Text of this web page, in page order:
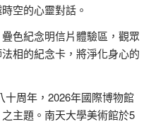
空的心靈對話。
色紀念明信片體驗區，觀眾
相的紀念卡，將淨化身心的
周年，2026年國際博物館
主題。南天大學美術館於5